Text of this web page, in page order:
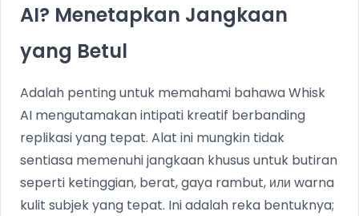
AI? Menetapkan Jangkaan
yang Betul
Adalah penting untuk memahami bahawa Whisk
AI mengutamakan intipati kreatif berbanding
replikasi yang tepat. Alat ini mungkin tidak
sentiasa memenuhi jangkaan khusus untuk butiran
seperti ketinggian, berat, gaya rambut, или warna
kulit subjek yang tepat. Ini adalah reka bentuknya;